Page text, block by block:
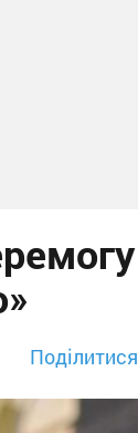
Поділитися